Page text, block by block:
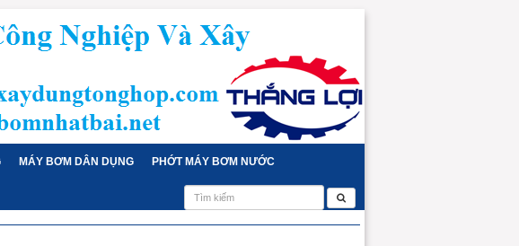
MÁY BƠM DÂN DỤNG PHỚT MÁY BƠM NƯỚC